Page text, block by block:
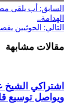
السابق: أب يلقى
الهدامة..
التالي: الحوثيين
مقالات مشابهة
اشتراكي الشيخ
ويواصل توسيع